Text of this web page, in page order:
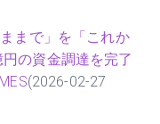
まで」を「これか
の資金調達を完了
(2026-02-27